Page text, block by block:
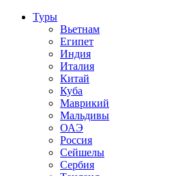
Туры
Вьетнам
Египет
Индия
Италия
Китай
Куба
Маврикий
Мальдивы
ОАЭ
Россия
Сейшелы
Сербия